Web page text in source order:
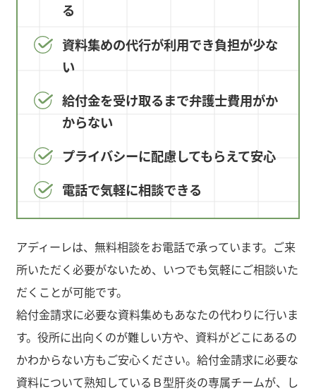
る
資料集めの代行が利用でき負担が少な
い
給付金を受け取るまで弁護士費用がか
からない
プライバシーに配慮してもらえて安心
電話で気軽に相談できる
アディーレは、無料相談をお電話で承っています。ご来
所いただく必要がないため、いつでも気軽にご相談いた
だくことが可能です。
給付金請求に必要な資料集めもあなたの代わりに行いま
す。役所に出向くのが難しい方や、資料がどこにあるの
かわからない方もご安心ください。給付金請求に必要な
資料について熟知しているＢ型肝炎の専属チームが、し